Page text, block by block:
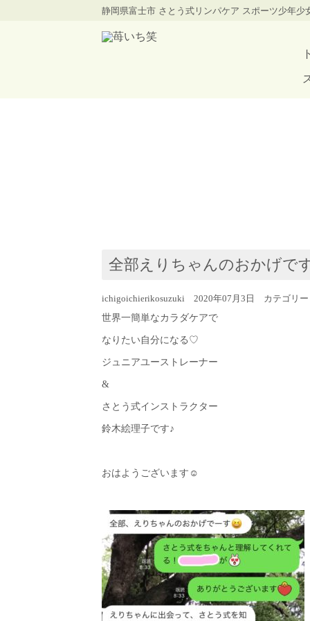
静岡県富士市 さとう式リンパケア スポーツ少年
全部えりちゃんのおかげで
ichigoichierikosuzuki 2020年07月3日 カテゴリ
世界一簡単なカラダケアで
なりたい自分になる♡
ジュニアユーストレーナー
&
さとう式インストラクター
鈴木絵理子です♪
おはようございます☺︎